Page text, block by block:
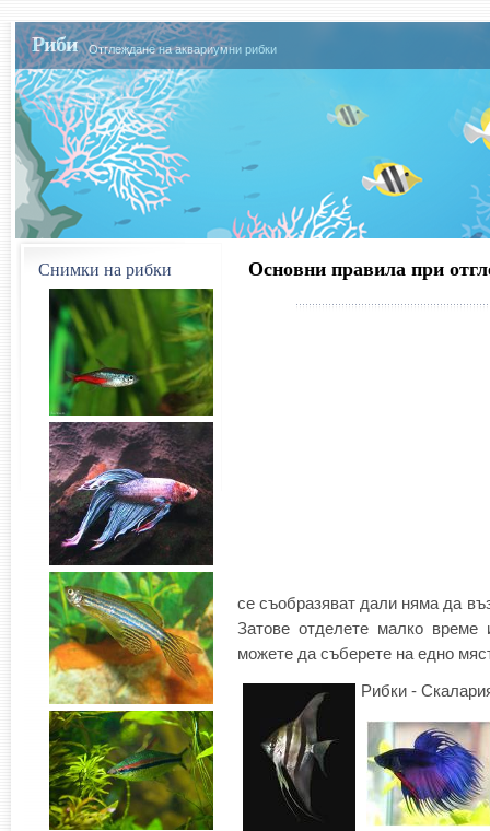
Риби Отглеждане на аквариумни рибки
Снимки на рибки Основни правила при
се съобразяват дали няма да
Затове отделете малко време
можете да съберете на едно
Рибки -